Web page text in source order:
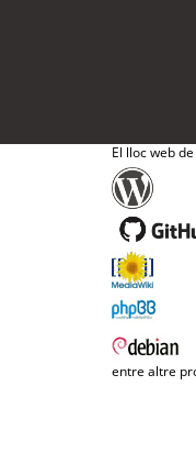
El lloc web
entre altre